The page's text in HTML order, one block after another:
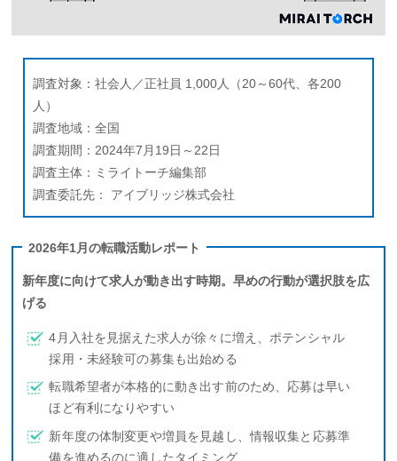
調査対象：社会人／正社員 1,000人（20～60代、各200
人）
調査地域：全国
調査期間：2024年7月19日～22日
調査主体：ミライトーチ編集部
調査委託先： アイブリッジ株式会社
2026年1月の転職活動レポート
新年度に向けて求人が動き出す時期。早めの行動が選択肢を広
げる
4月入社を見据えた求人が徐々に増え、ポテンシャル
採用・未経験可の募集も出始める
転職希望者が本格的に動き出す前のため、応募は早い
ほど有利になりやすい
新年度の体制変更や増員を見越し、情報収集と応募準
備を進めるのに適したタイミング